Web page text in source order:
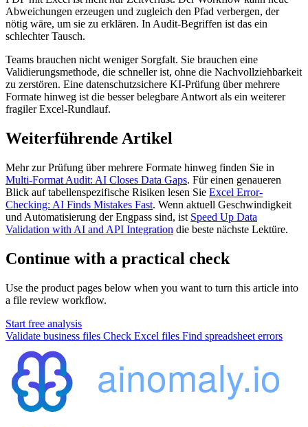
Abweichungen erzeugen und zugleich den Pfad verbergen, der
nötig wäre, um sie zu erklären. In Audit-Begriffen ist das ein
schlechter Tausch.
Teams brauchen nicht weniger Sorgfalt. Sie brauchen eine
Validierungsmethode, die schneller ist, ohne die Nachvollziehbarkeit
zu zerstören. Eine datenschutzsichere KI-Prüfung über mehrere
Formate hinweg ist die besser belegbare Antwort als ein weiterer
fragiler Excel-Rundlauf.
Weiterführende Artikel
Mehr zur Prüfung über mehrere Formate hinweg finden Sie in
Multi-Format Audit: AI Closes Data Gaps. Für einen genaueren
Blick auf tabellenspezifische Risiken lesen Sie Excel Error-
Checking: AI Finds Mistakes Fast. Wenn aktuell Geschwindigkeit
und Automatisierung der Engpass sind, ist Speed Up Data
Validation with AI and API Integration die beste nächste Lektüre.
Continue with a practical check
Use the product pages below when you want to turn this article into
a file review workflow.
Start free analysis
Validate business files Check Excel files Find spreadsheet errors